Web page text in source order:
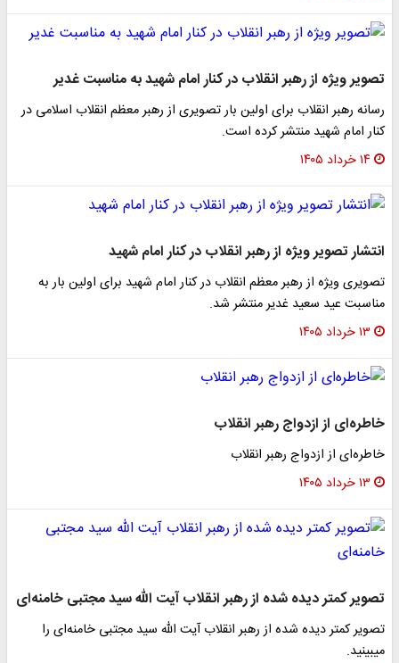
تصویر ویژه از رهبر انقلاب در کنار امام شهید به مناسبت غدیر
رسانه رهبر انقلاب برای اولین بار تصویری از رهبر معظم انقلاب اسلامی در
کنار امام شهید منتشر کرده است.
۱۴ خرداد ۱۴۰۵
انتشار تصویر ویژه از رهبر انقلاب در کنار امام شهید
تصویری ویژه از رهبر معظم انقلاب در کنار امام شهید برای اولین بار به
مناسبت عید سعید غدیر منتشر شد.
۱۳ خرداد ۱۴۰۵
خاطره‌ای از ازدواج رهبر انقلاب
خاطره‌ای از ازدواج رهبر انقلاب
۱۳ خرداد ۱۴۰۵
تصویر کمتر دیده شده از رهبر انقلاب آیت الله سید مجتبی خامنه‌ای
تصویر کمتر دیده شده از رهبر انقلاب آیت الله سید مجتبی خامنه‌ای را
میبینید.